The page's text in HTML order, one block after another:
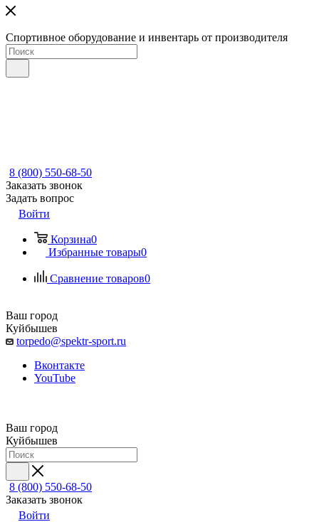
Спортивное оборудование и инвентарь от производителя
8 (800) 550-68-50
Заказать звонок
Задать вопрос
Войти
Корзина0
Избранные товары0
Сравнение товаров0
Ваш город
Куйбышев
torpedo@spektr-sport.ru
Вконтакте
YouTube
Ваш город
Куйбышев
8 (800) 550-68-50
Заказать звонок
Войти